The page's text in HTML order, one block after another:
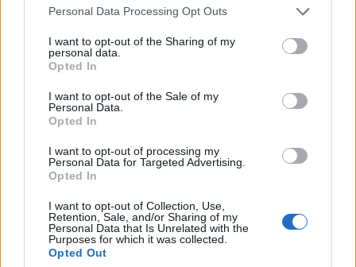
Please note that this website/app uses one or more Google
not limited to your visit or usage behaviour. You may click to
grant or deny consent to Google and its third-party tags to
use your data for below specified purposes in below Google
consent section.
Personal Data Processing Opt Outs
I want to opt-out of the Sharing of my
personal data.
Opted In
I want to opt-out of the Sale of my
Personal Data.
Opted In
I want to opt-out of processing my
Personal Data for Targeted Advertising.
Opted In
I want to opt-out of Collection, Use,
Retention, Sale, and/or Sharing of my
Personal Data that Is Unrelated with the
Purposes for which it was collected.
Opted Out
Δημοφιλείς Ειδήσεις
Ανοικτές 1.779 θέσεις εργασίας στο
Πυροσβεστική Σχολή: Νέος
κανονισμός για δόκιμους – Τι αλλάζει
σε διαμονή, σίτιση και πρακτική